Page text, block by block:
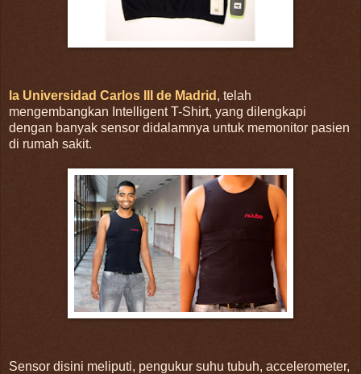
la Universidad Carlos III de Madrid , telah
mengembangkan Intelligent T-Shirt, yang dilengkapi
dengan banyak sensor didalamnya untuk memonitor pasien
di rumah sakit.
Sensor disini meliputi, pengukur suhu tubuh, accelerometer,